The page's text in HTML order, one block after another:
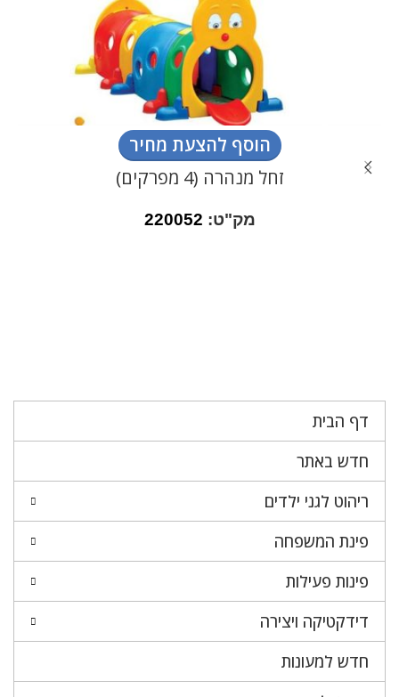
דף הבית
חדש באתר
ריהוט לגני ילדים
פינת המשפחה
פינות פעילות
דידקטיקה ויצירה
חדש למעונות
הוסף להצעת מחיר
זחל מנהרה (4 מפרקים)
מק"ט: 220052